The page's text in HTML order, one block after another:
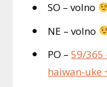
SO – volno
NE – volno
PO –59/365
haiwan-uke